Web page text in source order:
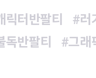
릭터반팔티
#러
독반팔티
#그래